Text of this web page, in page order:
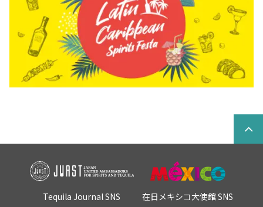
Tequila Journal SNS 在日メキシコ大使館 SNS